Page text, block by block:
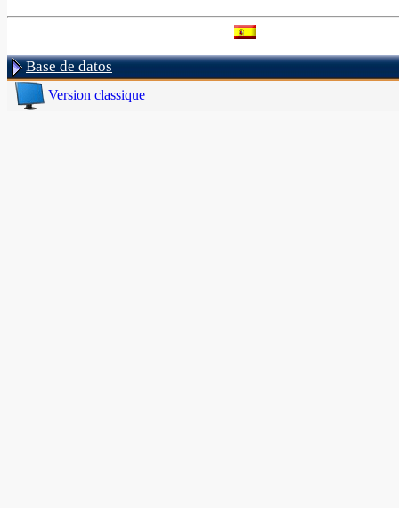
Base de datos
Version classique